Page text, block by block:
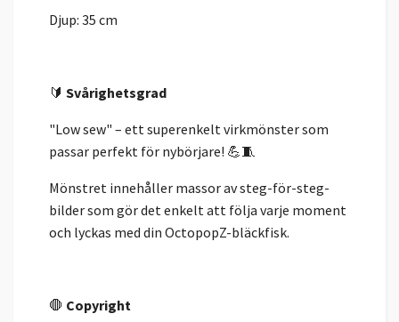
Djup: 35 cm
🔰 Svårighetsgrad
"Low sew" – ett superenkelt virkmönster som
passar perfekt för nybörjare! 💪🧵
Mönstret innehåller massor av steg-för-steg-
bilder som gör det enkelt att följa varje moment
och lyckas med din OctopopZ-bläckfisk.
🛑 Copyright